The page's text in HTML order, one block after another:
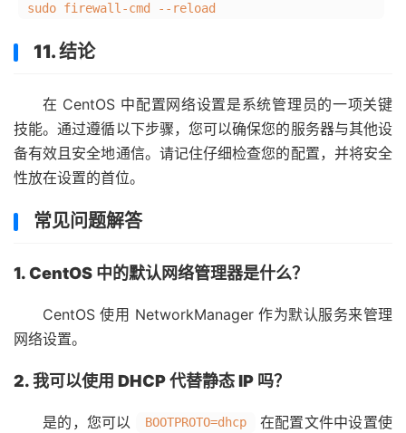
sudo firewall-cmd --reload
11. 结论
在 CentOS 中配置网络设置是系统管理员的一项关键
技能。通过遵循以下步骤，您可以确保您的服务器与其他设
备有效且安全地通信。请记住仔细检查您的配置，并将安全
性放在设置的首位。
常见问题解答
1. CentOS 中的默认网络管理器是什么？
CentOS 使用 NetworkManager 作为默认服务来管理
网络设置。
2. 我可以使用 DHCP 代替静态 IP 吗？
是的，您可以 BOOTPROTO=dhcp 在配置文件中设置使